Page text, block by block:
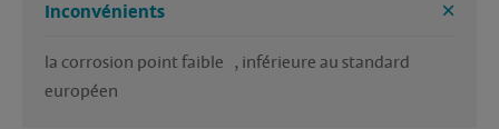
Inconvénients
la corrosion point faible   , inférieure au standard
européen